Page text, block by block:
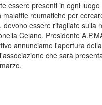
essere presenti in ogni luogo
malattie reumatiche per
devono essere ritagliate sulla
Celano, Presidente
annunciamo l'apertura
che sarà